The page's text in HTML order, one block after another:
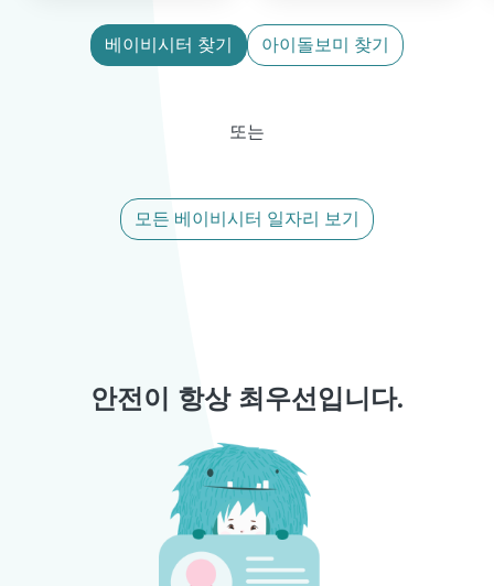
베이비시터 찾기 아이돌보미 찾기
또는
모든 베이비시터 일자리 보기
안전이 항상 최우선입니다.